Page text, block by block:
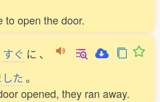
to open the door.
すぐ に 、
した。
opened, they ran away.